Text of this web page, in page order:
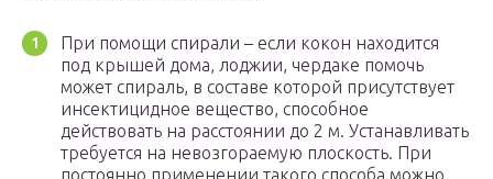
При помощи спирали – если кокон находится
под крышей дома, лоджии, чердаке помочь
может спираль, в составе которой присутствует
инсектицидное вещество, способное
действовать на расстоянии до 2 м. Устанавливать
требуется на невозгораемую плоскость. При
постоянно применении такого способа можно